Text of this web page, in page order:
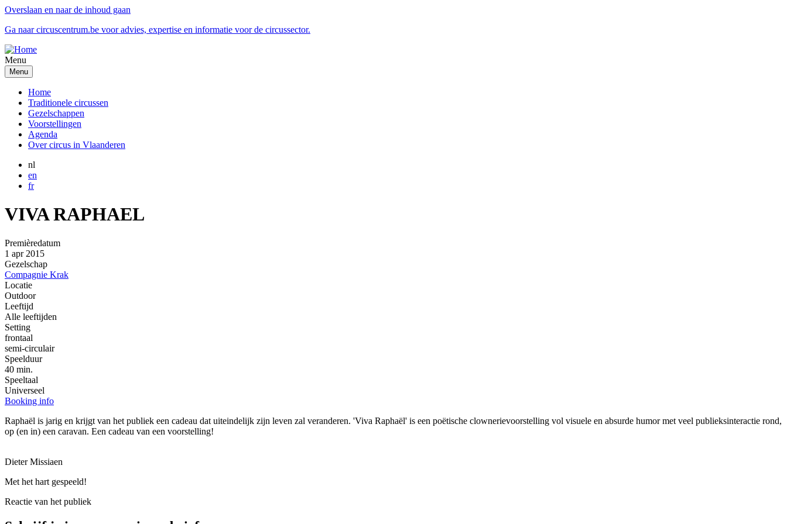
Overslaan en naar de inhoud gaan
Ga naar circuscentrum.be voor advies, expertise en informatie voor de circussector.
Menu
Menu
Home
Traditionele circussen
Gezelschappen
Voorstellingen
Agenda
Over circus in Vlaanderen
nl
en
fr
VIVA RAPHAEL
Premièredatum
1 apr 2015
Gezelschap
Compagnie Krak
Locatie
Outdoor
Leeftijd
Alle leeftijden
Setting
frontaal
semi-circulair
Speelduur
40 min.
Speeltaal
Universeel
Booking info
Raphaël is jarig en krijgt van het publiek een cadeau dat uiteindelijk zijn leven zal veranderen. 'Viva Raphaël' is een poëtische clownerievoorstelling vol visuele en absurde humor met veel publieksinteractie rond,
op (en in) een caravan. Een cadeau van een voorstelling!
Dieter Missiaen
Met het hart gespeeld!
Reactie van het publiek